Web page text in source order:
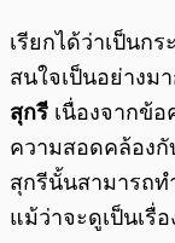
พร้อมเล่น
เรียกได้ว่าเป็นก
สนใจเป็นอย่างม
สุกรี เนื่องจากข้
ความสอดคล้อง
สุกรีนั้นสามารถท
แม้ว่าจะดูเป็นเรื่